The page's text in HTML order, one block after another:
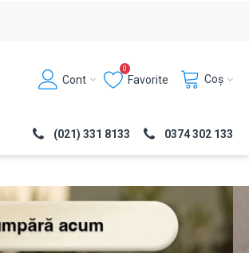
Cont
0
Favorite Coș
(021) 331 8133 0374 302 133